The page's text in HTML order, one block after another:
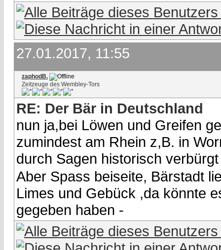
27.01.2017, 11:55
zaphodB.
Zeitzeuge des Wembley-Tors
RE: Der Bär in Deutschland
nun ja,bei Löwen und Greifen
zumindest am Rhein z,B. in
durch Sagen historisch
Aber Spass beiseite, Bärstadt
Limes und Gebück ,da könnte
gegeben haben -